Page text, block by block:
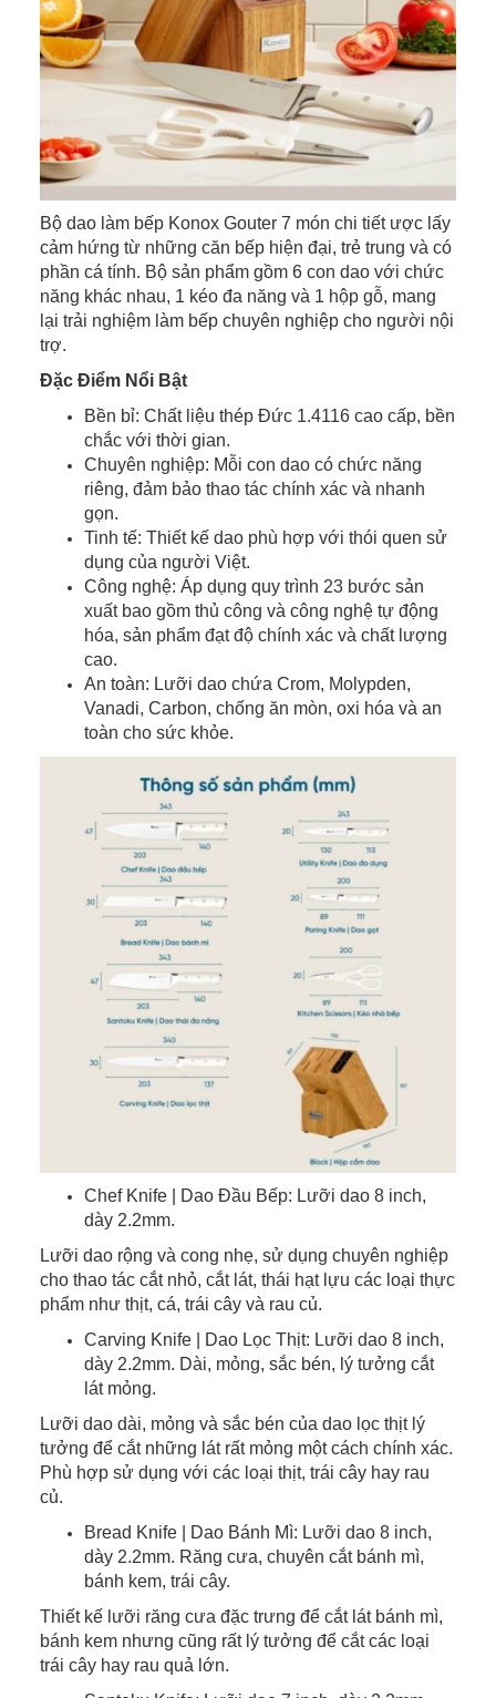
Bộ dao làm bếp Konox Gouter 7 món chi tiết ược lấy
cảm hứng từ những căn bếp hiện đại, trẻ trung và có
phần cá tính. Bộ sản phẩm gồm 6 con dao với chức
năng khác nhau, 1 kéo đa năng và 1 hộp gỗ, mang
lại trải nghiệm làm bếp chuyên nghiệp cho người nội
trợ.
Đặc Điểm Nổi Bật
Bền bỉ: Chất liệu thép Đức 1.4116 cao cấp, bền
chắc với thời gian.
Chuyên nghiệp: Mỗi con dao có chức năng
riêng, đảm bảo thao tác chính xác và nhanh
gọn.
Tinh tế: Thiết kế dao phù hợp với thói quen sử
dụng của người Việt.
Công nghệ: Áp dụng quy trình 23 bước sản
xuất bao gồm thủ công và công nghệ tự động
hóa, sản phẩm đạt độ chính xác và chất lượng
cao.
An toàn: Lưỡi dao chứa Crom, Molypden,
Vanadi, Carbon, chống ăn mòn, oxi hóa và an
toàn cho sức khỏe.
Chef Knife | Dao Đầu Bếp: Lưỡi dao 8 inch,
dày 2.2mm.
Lưỡi dao rộng và cong nhẹ, sử dụng chuyên nghiệp
cho thao tác cắt nhỏ, cắt lát, thái hạt lựu các loại thực
phẩm như thịt, cá, trái cây và rau củ.
Carving Knife | Dao Lọc Thịt: Lưỡi dao 8 inch,
dày 2.2mm. Dài, mỏng, sắc bén, lý tưởng cắt
lát mỏng.
Lưỡi dao dài, mỏng và sắc bén của dao lọc thịt lý
tưởng để cắt những lát rất mỏng một cách chính xác.
Phù hợp sử dụng với các loại thịt, trái cây hay rau
củ.
Bread Knife | Dao Bánh Mì: Lưỡi dao 8 inch,
dày 2.2mm. Răng cưa, chuyên cắt bánh mì,
bánh kem, trái cây.
Thiết kế lưỡi răng cưa đặc trưng để cắt lát bánh mì,
bánh kem nhưng cũng rất lý tưởng để cắt các loại
trái cây hay rau quả lớn.